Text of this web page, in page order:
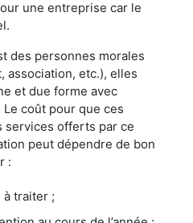
une entreprise car le
des personnes morales
association, etc.), elles
et due forme avec
coût pour que ces
offerts par ce
peut dépendre de bon
:
à traiter ;